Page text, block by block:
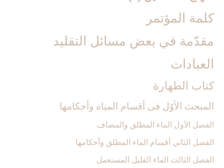
كلمة المؤتمر
مقدّمة في بعض مسائل التقليد
العبادات‏
كتاب الطهارة
المبحث الأوّل فى أقسام المياه وأحكامها
الفصل الأول الماء المطلق والمضاف‏
الفصل الثاني أقسام الماء المطلق وأحكامها
الفصل الثالث الماء القليل المستعمل‏